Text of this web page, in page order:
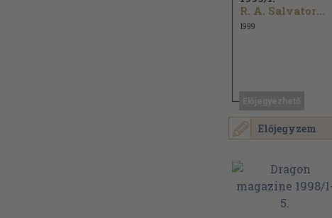
Előjegyzem
R. A. Salvatore...
1999